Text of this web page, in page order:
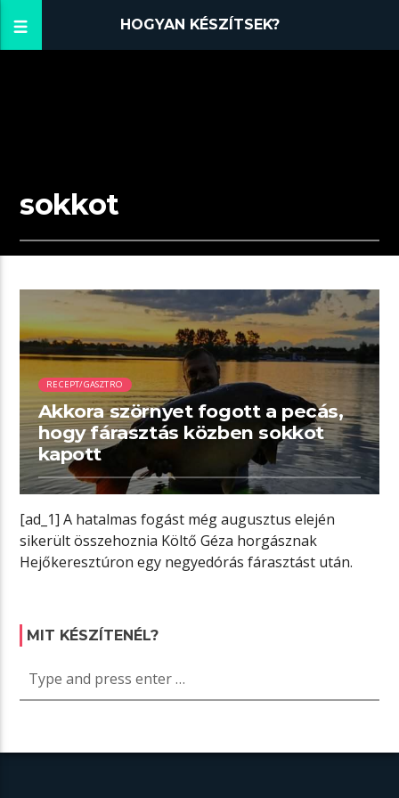
HOGYAN KÉSZÍTSEK?
sokkot
01:27 READ TIME
RECEPT/GASZTRO
Akkora szörnyet fogott a pecás,
hogy fárasztás közben sokkot
kapott
[ad_1] A hatalmas fogást még augusztus elején
sikerült összehoznia Költő Géza horgásznak
Hejőkeresztúron egy negyedórás fárasztást után.
MIT KÉSZÍTENÉL?